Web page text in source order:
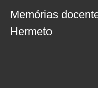
Memórias
Hermeto